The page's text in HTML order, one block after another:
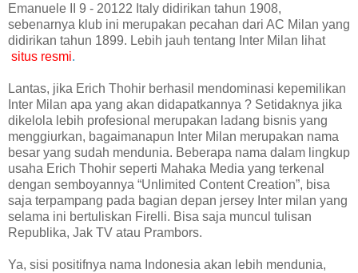
Emanuele II 9 - 20122 Italy didirikan tahun 1908,
sebenarnya klub ini merupakan pecahan dari AC Milan yang
didirikan tahun 1899. Lebih jauh tentang Inter Milan lihat
situs resmi.
Lantas, jika Erich Thohir berhasil mendominasi kepemilikan
Inter Milan apa yang akan didapatkannya ? Setidaknya jika
dikelola lebih profesional merupakan ladang bisnis yang
menggiurkan, bagaimanapun Inter Milan merupakan nama
besar yang sudah mendunia. Beberapa nama dalam lingkup
usaha Erich Thohir seperti Mahaka Media yang terkenal
dengan semboyannya “Unlimited Content Creation”, bisa
saja terpampang pada bagian depan jersey Inter milan yang
selama ini bertuliskan Firelli. Bisa saja muncul tulisan
Republika, Jak TV atau Prambors.
Ya, sisi positifnya nama Indonesia akan lebih mendunia,